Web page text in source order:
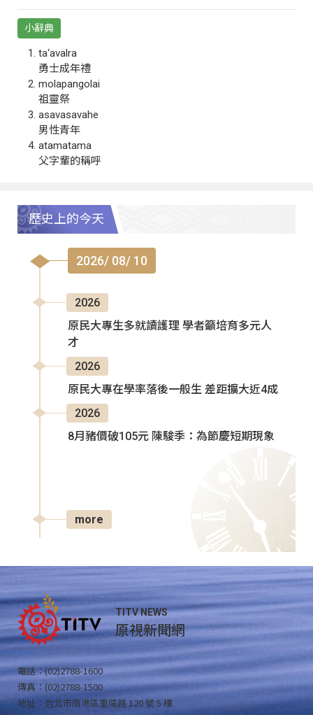
小辭典
ta‘avalra
勇士成年禮
molapangolai
祖靈祭
asavasavahe
男性青年
atamatama
父字輩的稱呼
歷史上的今天
2026/ 08/ 10
2026
原民大專生多就讀護理 學者籲培育多元人
才
2026
原民大專在學率落後一般生 差距擴大近4成
2026
8月豬價破105元 陳駿季：為節慶短期現象
more
TITV NEWS
原視新聞網
電話：(02)2788-1600
傳真：(02)2788-1500
地址：台北市南港區重陽路 120 號 5 樓